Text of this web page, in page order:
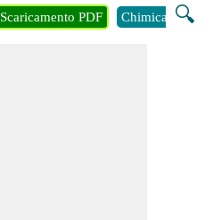
🔍
Scaricamento PDF Chimica